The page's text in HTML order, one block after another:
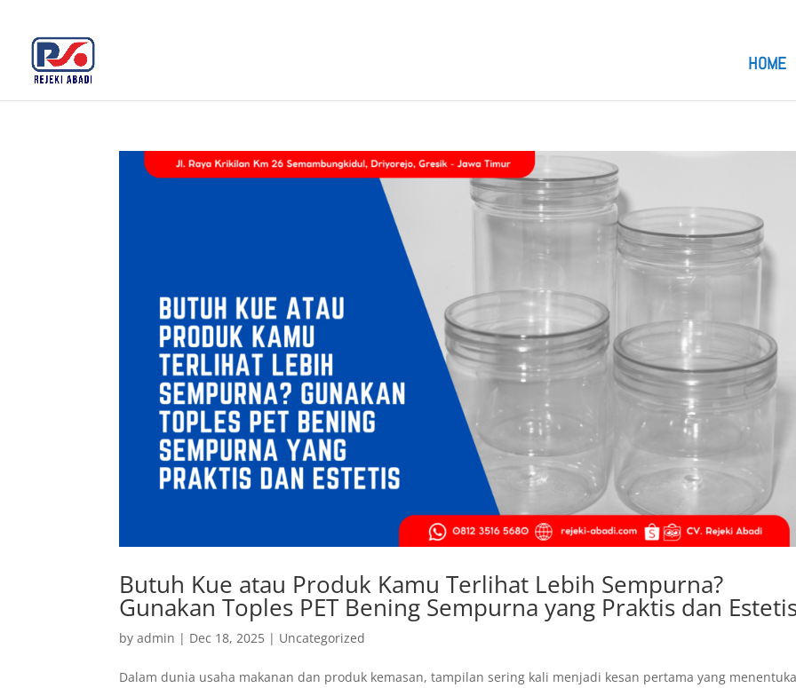
HOME
Butuh Kue atau Produk Kamu Terlihat Lebih Sempurna?
Gunakan Toples PET Bening Sempurna yang Praktis dan
byadmin | Dec 18, 2025 | Uncategorized
Dalam dunia usaha makanan dan produk kemasan, tampilan sering kali menjadi kesan pertama yang